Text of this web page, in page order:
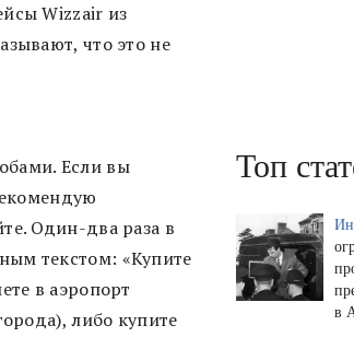
Wizzair из
что это не
Если вы
Один-два раза в
текстом: «Купите
в аэропорт
либо купите
Топ
в